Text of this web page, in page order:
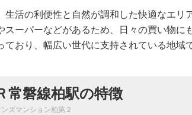
生活の利便性と自然が調和した快適なエ
スーパーなどがあるため、日々の買い物
ており、幅広い世代に支持されている地域
常磐線柏駅の特徴
ズマンション柏第２